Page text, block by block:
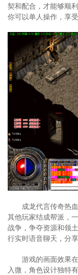
契和配合，才能够顺
你可以单人操作，享
成龙代言传奇热
其他玩家结成帮派，
战争，争夺资源和领
行实时语音聊天，分
游戏的画面效果
入微，角色设计独特